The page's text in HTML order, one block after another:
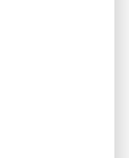
och fackligt obunden
tillgänglig och